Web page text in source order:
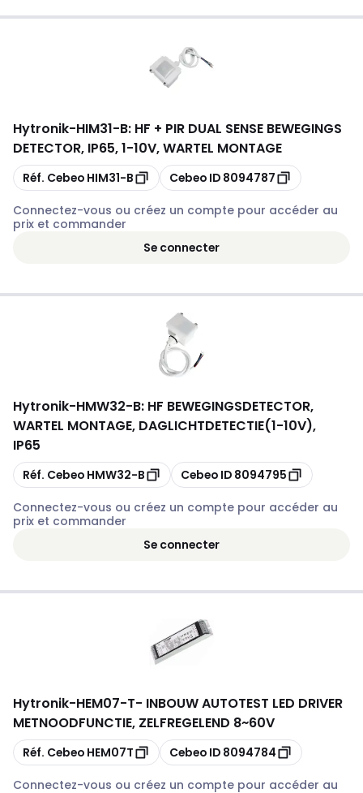
Hytronik-HIM31-B: HF + PIR DUAL SENSE BEWEGINGS
DETECTOR, IP65, 1-10V, WARTEL MONTAGE
Copier
Réf. Cebeo HIM31-B Copier
Cebeo ID 8094787
Connectez-vous ou créez un compte pour accéder au
prix et commander
Se connecter
Hytronik-HMW32-B: HF BEWEGINGSDETECTOR,
WARTEL MONTAGE, DAGLICHTDETECTIE(1-10V),
IP65
Copier
Réf. Cebeo HMW32-B Copier
Cebeo ID 8094795
Connectez-vous ou créez un compte pour accéder au
prix et commander
Se connecter
Hytronik-HEM07-T- INBOUW AUTOTEST LED DRIVER
METNOODFUNCTIE, ZELFREGELEND 8~60V
Copier
Réf. Cebeo HEM07T Copier
Cebeo ID 8094784
Connectez-vous ou créez un compte pour accéder au